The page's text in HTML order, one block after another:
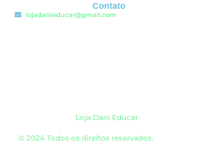
Contato
lojadanieducar@gmail.com
Loja Dani Educar
© 2024 Todos os direitos reservados.